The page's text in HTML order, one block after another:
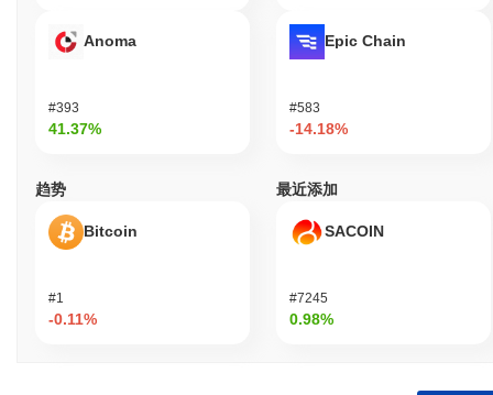
Anoma
#393
41.37%
Epic Chain
#583
-14.18%
趋势
Bitcoin
#1
-0.11%
最近添加
SACOIN
#7245
0.98%